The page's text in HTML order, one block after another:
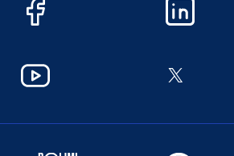
Facebook LinkedIn
YouTube X